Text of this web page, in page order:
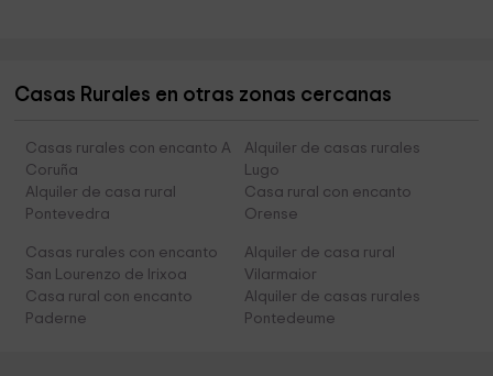
Casas Rurales en otras zonas cercanas
Casas rurales con encanto A
Coruña
Alquiler de casas rurales
Lugo
Alquiler de casa rural
Pontevedra
Casa rural con encanto
Orense
Casas rurales con encanto
San Lourenzo de Irixoa
Alquiler de casa rural
Vilarmaior
Casa rural con encanto
Paderne
Alquiler de casas rurales
Pontedeume